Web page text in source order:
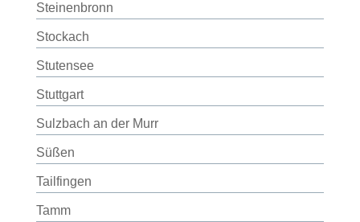
Steinenbronn
Stockach
Stutensee
Stuttgart
Sulzbach an der Murr
Süßen
Tailfingen
Tamm